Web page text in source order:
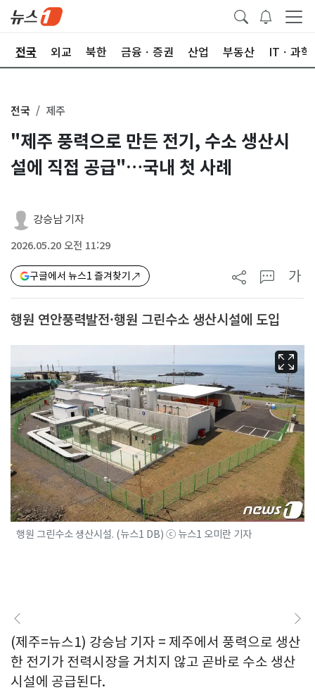
전국 외교 북한 금융ㆍ증권 산업 부동산 ITㆍ과학
전국 제주
"제주 풍력으로 만든 전기, 수소 생산시
설에 직접 공급"…국내 첫 사례
강승남 기자
2026.05.20 오전 11:29
구글에서 뉴스1 즐겨찾기 가
행원 연안풍력발전·행원 그린수소 생산시설에 도입
행원 그린수소 생산시설. (뉴스1 DB) ⓒ 뉴스1 오미란 기자
(제주=뉴스1) 강승남 기자 = 제주에서 풍력으로 생산
한 전기가 전력시장을 거치지 않고 곧바로 수소 생산
시설에 공급된다.